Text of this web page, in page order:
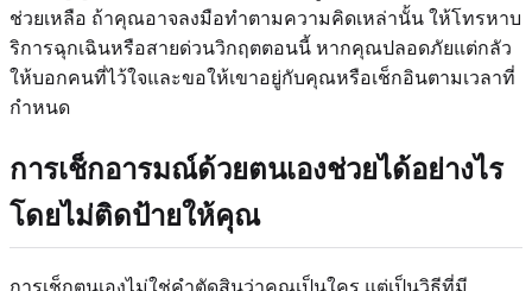
ช่วยเหลือ ถ้าคุณอาจลงมือทำตามความคิดเหล่านั้น ให้โทรหาบ
ริการฉุกเฉินหรือสายด่วนวิกฤตตอนนี้ หากคุณปลอดภัยแต่กลัว
ให้บอกคนที่ไว้ใจและขอให้เขาอยู่กับคุณหรือเช็กอินตามเวลาที่
กำหนด
การเช็กอารมณ์ด้วยตนเองช่วยได้อย่างไร
โดยไม่ติดป้ายให้คุณ
การเช็กตนเองไม่ใช่คำตัดสินว่าคุณเป็นใคร แต่เป็นวิธีที่มี